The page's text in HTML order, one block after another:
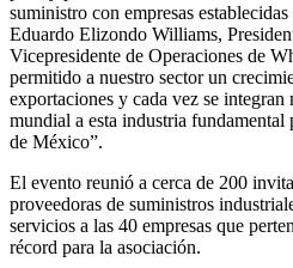
suministro con empresas
Eduardo Elizondo Williams,
Vicepresidente de Operaciones de
permitido a nuestro sector un
exportaciones y cada vez se integran
mundial a esta industria
de México”.
El evento reunió a cerca de 200
proveedoras de suministros
servicios a las 40 empresas que
récord para la asociación.